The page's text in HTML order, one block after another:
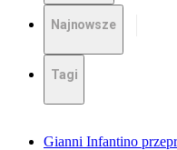
Najnowsze
Tagi
Gianni Infantino